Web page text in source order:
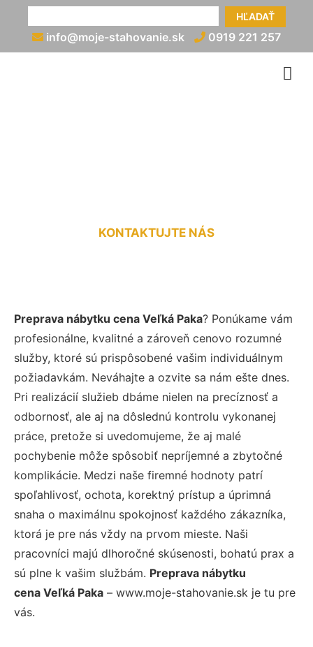
HĽADAŤ
info@moje-stahovanie.sk 0919 221 257
KONTAKTUJTE NÁS
Preprava nábytku cena Veľká Paka? Ponúkame vám
profesionálne, kvalitné a zároveň cenovo rozumné
služby, ktoré sú prispôsobené vašim individuálnym
požiadavkám. Neváhajte a ozvite sa nám ešte dnes.
Pri realizácií služieb dbáme nielen na precíznosť a
odbornosť, ale aj na dôslednú kontrolu vykonanej
práce, pretože si uvedomujeme, že aj malé
pochybenie môže spôsobiť nepríjemné a zbytočné
komplikácie. Medzi naše firemné hodnoty patrí
spoľahlivosť, ochota, korektný prístup a úprimná
snaha o maximálnu spokojnosť každého zákazníka,
ktorá je pre nás vždy na prvom mieste. Naši
pracovníci majú dlhoročné skúsenosti, bohatú prax a
sú plne k vašim službám. Preprava nábytku
cena Veľká Paka – www.moje-stahovanie.sk je tu pre
vás.